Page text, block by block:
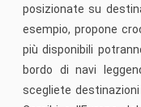
posizionate su
esempio, propone
più disponibili
bordo di navi
scegliete